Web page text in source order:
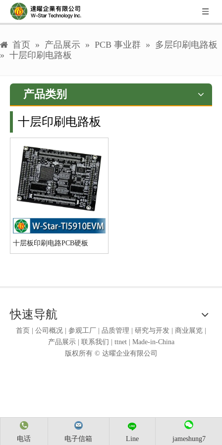
首页 » 产品展示 » PCB 事业群 » 多层印刷电路板
» 十层印刷电路板
产品类别
十层印刷电路板
十层板印刷电路PCB硬板
快速导航
首页 公司概况 参观工厂 品质管理 研究与开发 商业展览
产品展示
联系我们 ttnet
Made-in-China
版权所有 © 达曜企业有限公司
电话 电子信箱 Line jameshung7